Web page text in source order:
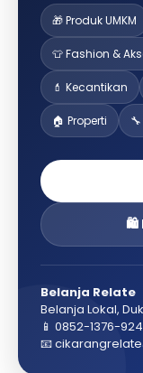
🎁 Produk UMKM
👕 Fashion &
💄 Kecantikan
🏠 Properti
🛍️
Belanja Relate
Belanja Lokal,
📱 0852-1376-
📧